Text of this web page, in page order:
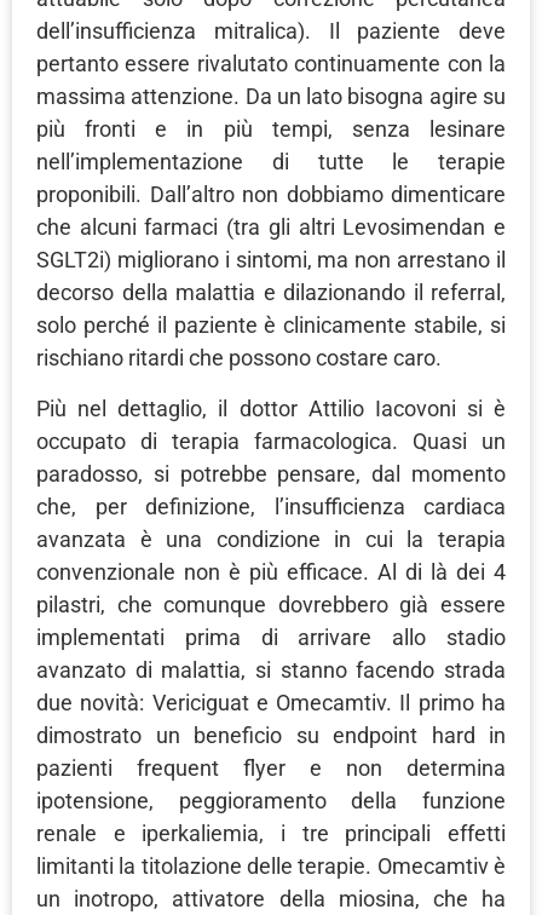
dell’insufficienza mitralica). Il paziente deve
pertanto essere rivalutato continuamente con la
massima attenzione. Da un lato bisogna agire su
più fronti e in più tempi, senza lesinare
nell’implementazione di tutte le terapie
proponibili. Dall’altro non dobbiamo dimenticare
che alcuni farmaci (tra gli altri Levosimendan e
SGLT2i) migliorano i sintomi, ma non arrestano il
decorso della malattia e dilazionando il referral,
solo perché il paziente è clinicamente stabile, si
rischiano ritardi che possono costare caro.
Più nel dettaglio, il dottor Attilio Iacovoni si è
occupato di terapia farmacologica. Quasi un
paradosso, si potrebbe pensare, dal momento
che, per definizione, l’insufficienza cardiaca
avanzata è una condizione in cui la terapia
convenzionale non è più efficace. Al di là dei 4
pilastri, che comunque dovrebbero già essere
implementati prima di arrivare allo stadio
avanzato di malattia, si stanno facendo strada
due novità: Vericiguat e Omecamtiv. Il primo ha
dimostrato un beneficio su endpoint hard in
pazienti frequent flyer e non determina
ipotensione, peggioramento della funzione
renale e iperkaliemia, i tre principali effetti
limitanti la titolazione delle terapie. Omecamtiv è
un inotropo, attivatore della miosina, che ha